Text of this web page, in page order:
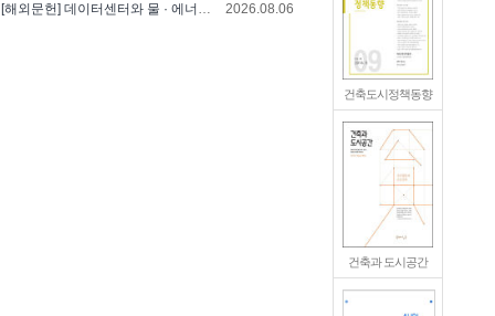
건축도시정책동향
건축과 도시공간
[해외문헌] 데이터센터와 물 · 에너지의 통합..
2026.08.06